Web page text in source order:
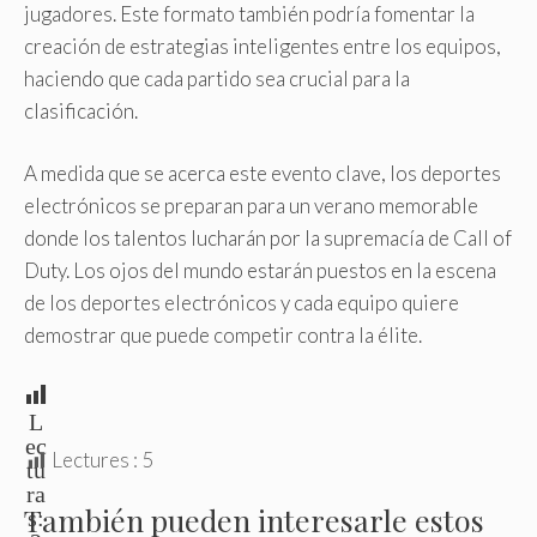
jugadores. Este formato también podría fomentar la
creación de estrategias inteligentes entre los equipos,
haciendo que cada partido sea crucial para la
clasificación.
A medida que se acerca este evento clave, los deportes
electrónicos se preparan para un verano memorable
donde los talentos lucharán por la supremacía de Call of
Duty. Los ojos del mundo estarán puestos en la escena
de los deportes electrónicos y cada equipo quiere
demostrar que puede competir contra la élite.
L
ec
tu
ra
s:
Lectures : 5
También pueden interesarle estos